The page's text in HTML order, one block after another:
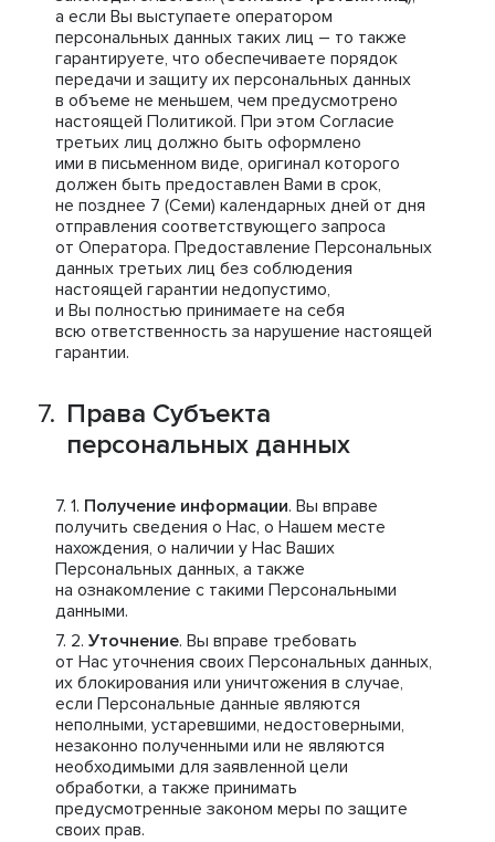
а если Вы выступаете оператором
персональных данных таких лиц – то также
гарантируете, что обеспечиваете порядок
передачи и защиту их персональных данных
в объеме не меньшем, чем предусмотрено
настоящей Политикой. При этом Согласие
третьих лиц должно быть оформлено
ими в письменном виде, оригинал которого
должен быть предоставлен Вами в срок,
не позднее 7 (Семи) календарных дней от дня
отправления соответствующего запроса
от Оператора. Предоставление Персональных
данных третьих лиц без соблюдения
настоящей гарантии недопустимо,
и Вы полностью принимаете на себя
всю ответственность за нарушение настоящей
гарантии.
Права Субъекта
персональных данных
Получение информации. Вы вправе
получить сведения о Нас, о Нашем месте
нахождения, о наличии у Нас Ваших
Персональных данных, а также
на ознакомление с такими Персональными
данными.
Уточнение. Вы вправе требовать
от Нас уточнения своих Персональных данных,
их блокирования или уничтожения в случае,
если Персональные данные являются
неполными, устаревшими, недостоверными,
незаконно полученными или не являются
необходимыми для заявленной цели
обработки, а также принимать
предусмотренные законом меры по защите
своих прав.